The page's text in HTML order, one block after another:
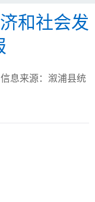
和社会发
信息来源：溆浦县统